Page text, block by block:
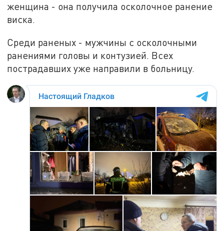
женщина - она получила осколочное ранение
виска.
Среди раненых - мужчины с осколочными
ранениями головы и контузией. Всех
пострадавших уже направили в больницу.